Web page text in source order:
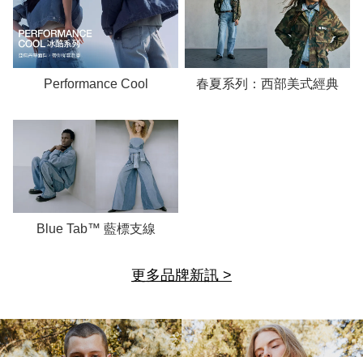
Performance Cool 春夏系列：西部美式經典
Blue Tab™ 藍標支線
更多品牌新訊 >